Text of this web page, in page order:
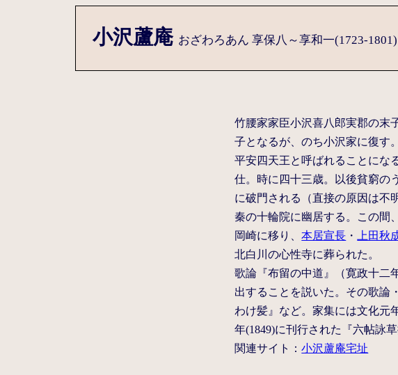
小沢蘆庵 おざわろあん 享保八～享和一(1723-
竹腰家家臣小沢喜八郎実郡の末
子となるが、のち小沢家に復す
平安四天王と呼ばれることにな
仕。時に四十三歳。以後貧窮の
に破門される（直接の原因は不
秦の十輪院に幽居する。この間
岡崎に移り、本居宣長 ・ 上田秋
北白川の心性寺に葬られた。
歌論『布留の中道』（寛政十二
出することを説いた。その歌論
わけ髪』など。家集には文化元
年(1849)に刊行された『六帖詠
関連サイト：小沢蘆庵宅址